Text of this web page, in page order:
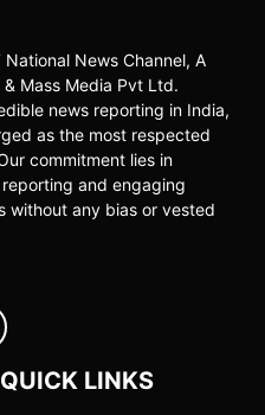
News Channel, A
Mass Media Pvt Ltd.
news reporting in India,
as the most respected
commitment lies in
and engaging
without any bias or vested
QUICK LINKS